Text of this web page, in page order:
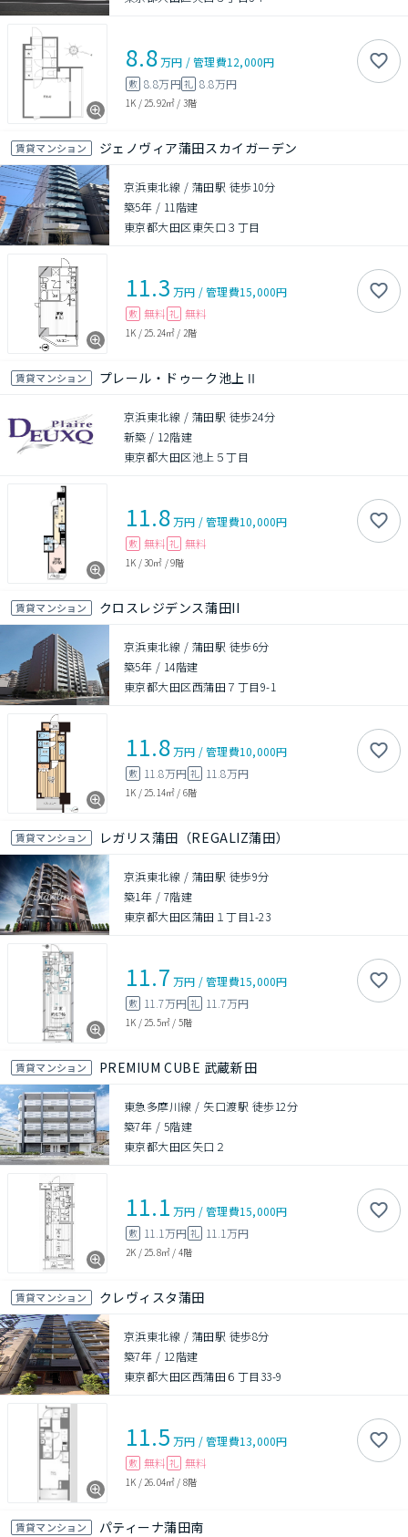
8.8万円 /管理費12,000円
敷 8.8万円礼 8.8万円
1K / 25.92㎡ / 3階
賃貸マンション ジェノヴィア蒲田スカイガーデン
京浜東北線 / 蒲田駅 徒歩10分
築5年 / 11階建
東京都大田区東矢口３丁目
11.3 万円 /管理費15,000円
敷 無料 礼 無料
1K / 25.24㎡ / 2階
賃貸マンション プレール・ドゥーク池上Ⅱ
京浜東北線 / 蒲田駅 徒歩24分
新築 / 12階建
東京都大田区池上５丁目
11.8万円 /管理費10,000円
敷 無料 礼 無料
1K /30㎡ /9階
賃貸マンション クロスレジデンス蒲田II
京浜東北線 / 蒲田駅 徒歩6分
築5年 / 14階建
東京都大田区西蒲田７丁目9-1
11.8万円 /管理費10,000円
敷 11.8万円 礼 11.8万円
1K / 25.14㎡ / 6階
賃貸マンション レガリス蒲田（REGALIZ蒲田）
京浜東北線 / 蒲田駅 徒歩9分
築1年 / 7階建
東京都大田区蒲田１丁目1-23
11.7 万円 /管理費15,000円
敷 11.7万円 礼 11.7万円
1K / 25.5㎡ / 5階
賃貸マンション PREMIUM CUBE 武蔵新田
東急多摩川線 / 矢口渡駅 徒歩12分
築7年 / 5階建
東京都大田区矢口２
11.1 万円 /管理費15,000円
敷 11.1万円 礼 11.1万円
2K / 25.8㎡ / 4階
賃貸マンション クレヴィスタ蒲田
京浜東北線 / 蒲田駅 徒歩8分
築7年 / 12階建
東京都大田区西蒲田６丁目33-9
11.5 万円 /管理費13,000円
敷 無料 礼 無料
1K / 26.04㎡ / 8階
賃貸マンション パティーナ蒲田南